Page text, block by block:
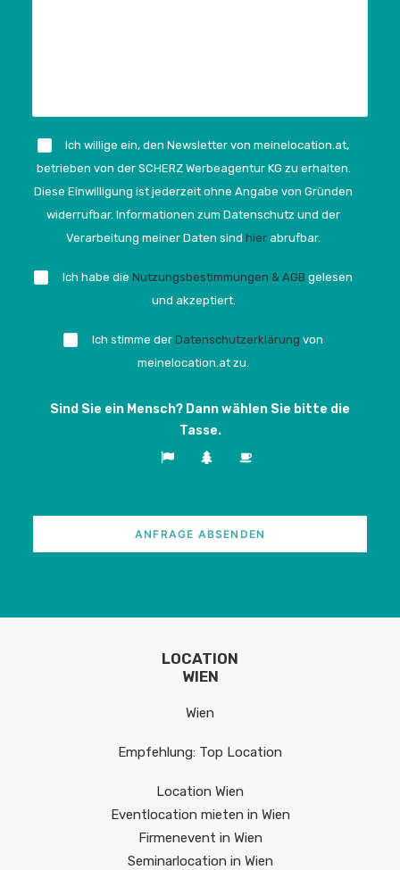
Ich willige ein, den Newsletter von meinelocation.at,
betrieben von der SCHERZ Werbeagentur KG zu erhalten.
Diese Einwilligung ist jederzeit ohne Angabe von Gründen
widerrufbar. Informationen zum Datenschutz und der
Verarbeitung meiner Daten sind hier abrufbar.
Ich habe die Nutzungsbestimmungen & AGB gelesen
und akzeptiert.
Ich stimme der Datenschutzerklärung von
meinelocation.at zu.
Sind Sie ein Mensch? Dann wählen Sie bitte die
Tasse.
LOCATION
WIEN
Wien
Empfehlung: Top Location
Location Wien
Eventlocation mieten in Wien
Firmenevent in Wien
Seminarlocation in Wien